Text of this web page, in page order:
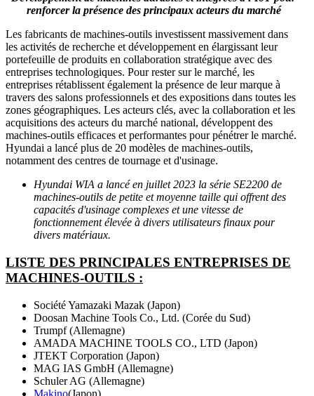
renforcer la présence des principaux acteurs du marché
Les fabricants de machines-outils investissent massivement dans
les activités de recherche et développement en élargissant leur
portefeuille de produits en collaboration stratégique avec des
entreprises technologiques. Pour rester sur le marché, les
entreprises rétablissent également la présence de leur marque à
travers des salons professionnels et des expositions dans toutes les
zones géographiques. Les acteurs clés, avec la collaboration et les
acquisitions des acteurs du marché national, développent des
machines-outils efficaces et performantes pour pénétrer le marché.
Hyundai a lancé plus de 20 modèles de machines-outils,
notamment des centres de tournage et d'usinage.
Hyundai WIA a lancé en juillet 2023 la série SE2200 de
machines-outils de petite et moyenne taille qui offrent des
capacités d'usinage complexes et une vitesse de
fonctionnement élevée à divers utilisateurs finaux pour
divers matériaux.
LISTE DES PRINCIPALES ENTREPRISES DE
MACHINES-OUTILS :
Société Yamazaki Mazak (Japon)
Doosan Machine Tools Co., Ltd. (Corée du Sud)
Trumpf (Allemagne)
AMADA MACHINE TOOLS CO., LTD (Japon)
JTEKT Corporation (Japon)
MAG IAS GmbH (Allemagne)
Schuler AG (Allemagne)
Makino(Japon)